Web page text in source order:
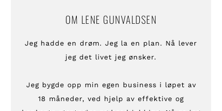
OM LENE GUNVALDSEN
Jeg hadde en drøm. Jeg la en plan. Nå lever
jeg det livet jeg ønsker.
Jeg bygde opp min egen business i løpet av
18 måneder, ved hjelp av effektive og